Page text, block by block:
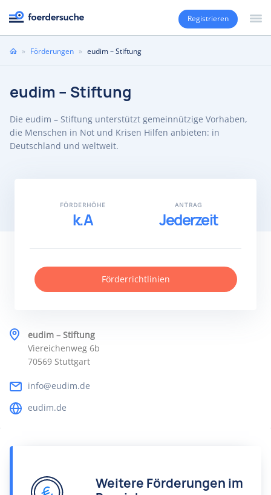
Registrieren
Sie» Förderungen » eudim – Stiftung
eudim – Stiftung
Die eudim – Stiftung unterstützt gemeinnützige Vorhaben,
die Menschen in Not und Krisen Hilfen anbieten: in
Deutschland und weltweit.
eudim – Stiftung
Viereichenweg 6b
70569 Stuttgart
info@eudim.de
eudim.de
FÖRDERHÖHE
k.A
ANTRAG
Jederzeit
Förderrichtlinien
Weitere Förderungen im